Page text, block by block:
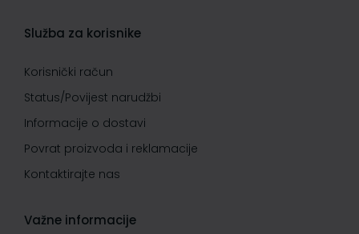
Služba za korisnike
Korisnički račun
Status/Povijest narudžbi
Informacije o dostavi
Povrat proizvoda i reklamacije
Kontaktirajte nas
Važne informacije